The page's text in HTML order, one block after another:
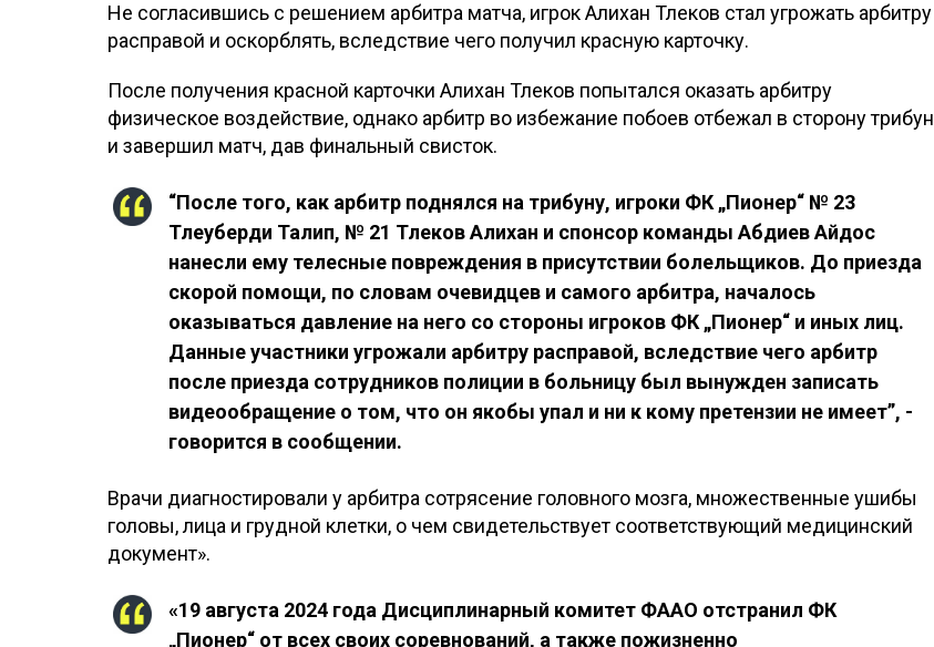
Не согласившись с решением арбитра матча, игрок Алихан Тлеков стал угрожать арбитру
расправой и оскорблять, вследствие чего получил красную карточку.
После получения красной карточки Алихан Тлеков попытался оказать арбитру
физическое воздействие, однако арбитр во избежание побоев отбежал в сторону трибун
и завершил матч, дав финальный свисток.
“После того, как арбитр поднялся на трибуну, игроки ФК „Пионер“ № 23
Тлеуберди Талип, № 21 Тлеков Алихан и спонсор команды Абдиев Айдос
нанесли ему телесные повреждения в присутствии болельщиков. До приезда
скорой помощи, по словам очевидцев и самого арбитра, началось
оказываться давление на него со стороны игроков ФК „Пионер“ и иных лиц.
Данные участники угрожали арбитру расправой, вследствие чего арбитр
после приезда сотрудников полиции в больницу был вынужден записать
видеообращение о том, что он якобы упал и ни к кому претензии не имеет”, -
говорится в сообщении.
Врачи диагностировали у арбитра сотрясение головного мозга, множественные ушибы
головы, лица и грудной клетки, о чем свидетельствует соответствующий медицинский
документ».
«19 августа 2024 года Дисциплинарный комитет ФААО отстранил ФК
„Пионер“ от всех своих соревнований, а также пожизненно